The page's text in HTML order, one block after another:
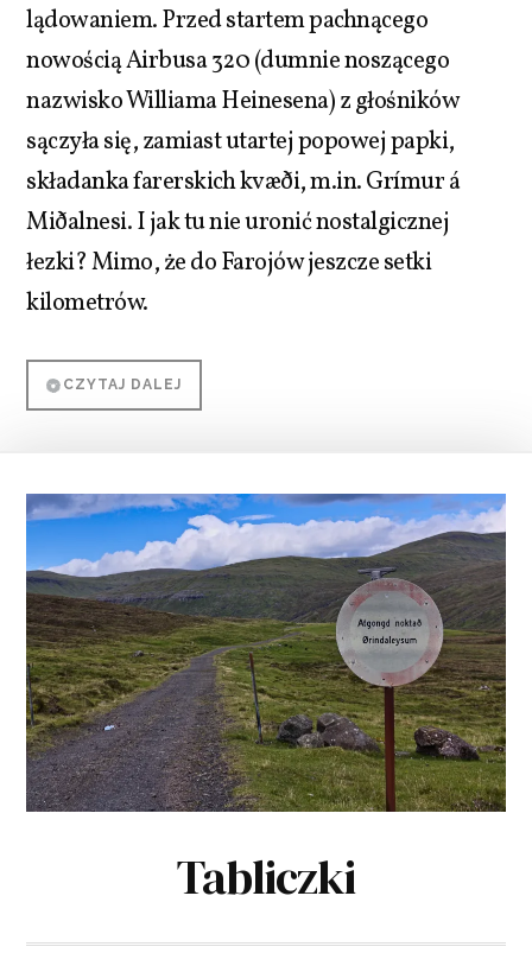
lądowaniem. Przed startem pachnącego
nowością Airbusa 320 (dumnie noszącego
nazwisko Williama Heinesena) z głośników
sączyła się, zamiast utartej popowej papki,
składanka farerskich kvæði, m.in. Grímur á
Miðalnesi. I jak tu nie uronić nostalgicznej
łezki? Mimo, że do Farojów jeszcze setki
kilometrów.
CZYTAJ DALEJ
Tabliczki